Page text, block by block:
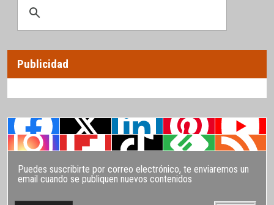
Publicidad
Puedes suscribirte por correo electrónico, te enviaremos un
email cuando se publiquen nuevos contenidos